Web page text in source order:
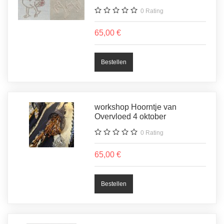
0 Rating
65,00 €
workshop Hoorntje van
Overvloed 4 oktober
0 Rating
65,00 €